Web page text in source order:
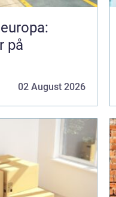
på
02 August 2026